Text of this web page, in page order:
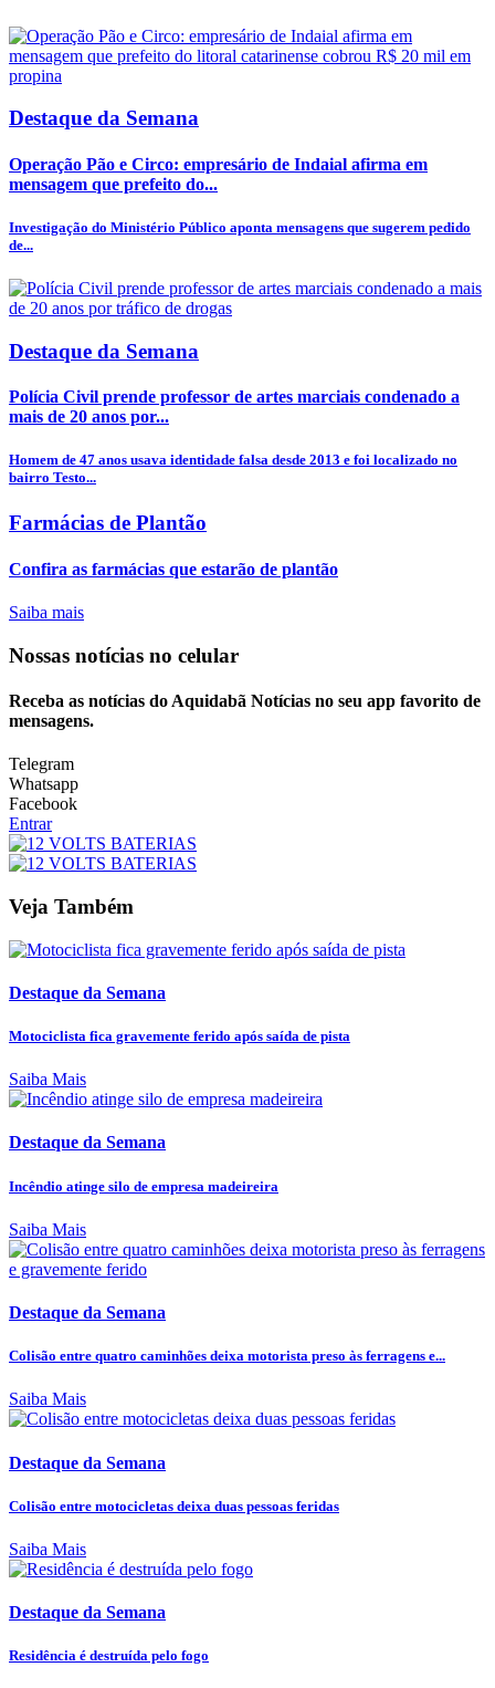
Destaque da Semana
Operação Pão e Circo: empresário de Indaial afirma em
mensagem que prefeito do...
Investigação do Ministério Público aponta mensagens que sugerem pedido
de...
Destaque da Semana
Polícia Civil prende professor de artes marciais condenado a
mais de 20 anos por...
Homem de 47 anos usava identidade falsa desde 2013 e foi localizado no
bairro Testo...
Farmácias de Plantão
Confira as farmácias que estarão de plantão
Saiba mais
Nossas notícias no celular
Receba as notícias do Aquidabã Notícias no seu app favorito de
mensagens.
Telegram
Whatsapp
Facebook
Entrar
Veja Também
Destaque da Semana
Motociclista fica gravemente ferido após saída de pista
Saiba Mais
Destaque da Semana
Incêndio atinge silo de empresa madeireira
Saiba Mais
Destaque da Semana
Colisão entre quatro caminhões deixa motorista preso às ferragens e...
Saiba Mais
Destaque da Semana
Colisão entre motocicletas deixa duas pessoas feridas
Saiba Mais
Destaque da Semana
Residência é destruída pelo fogo